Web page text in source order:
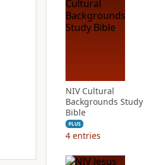
NIV Cultural
Backgrounds Study
Bible
PLUS
4 entries